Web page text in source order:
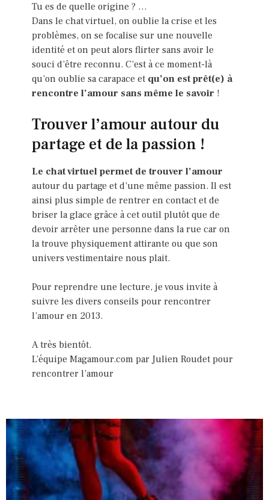
Tu es de quelle origine ? …
Dans le chat virtuel, on oublie la crise et les
problèmes, on se focalise sur une nouvelle
identité et on peut alors flirter sans avoir le
souci d’être reconnu. C’est à ce moment-là
qu’on oublie sa carapace et qu’on est prêt(e) à
rencontre l’amour sans même le savoir !
Trouver l’amour autour du
partage et de la passion !
Le chat virtuel permet de trouver l’amour
autour du partage et d’une même passion. Il est
ainsi plus simple de rentrer en contact et de
briser la glace grâce à cet outil plutôt que de
devoir arrêter une personne dans la rue car on
la trouve physiquement attirante ou que son
univers vestimentaire nous plait.
Pour reprendre une lecture, je vous invite à
suivre les divers conseils pour rencontrer
l’amour en 2013.
A très bientôt.
L’équipe Magamour.com par Julien Roudet pour
rencontrer l’amour